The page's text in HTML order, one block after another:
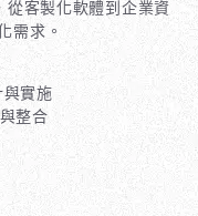
客製化軟體到企業資
需求。
與實施
整合